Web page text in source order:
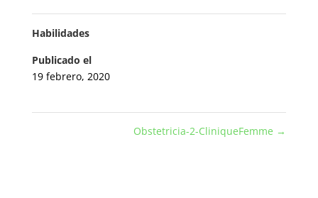
Habilidades
Publicado el
19 febrero, 2020
Obstetricia-2-CliniqueFemme →